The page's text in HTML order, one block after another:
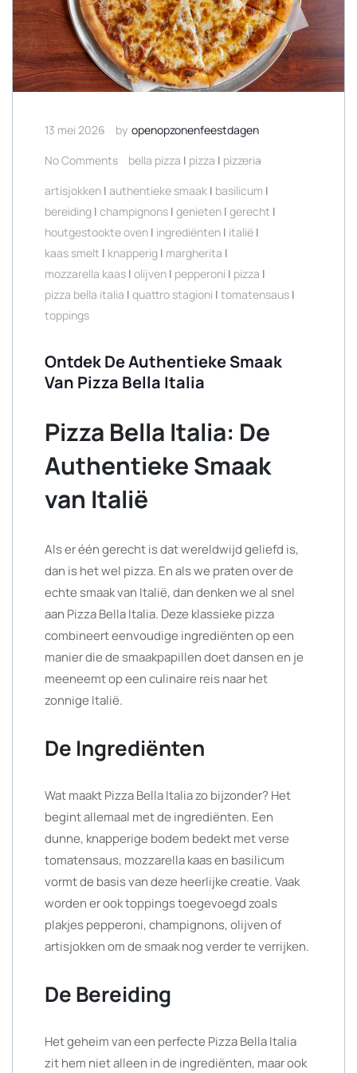
13 mei 2026 by openopzonenfeestdagen
No Comments
bella pizza | pizza | pizzeria
artisjokken | authentieke smaak | basilicum |
bereiding | champignons | genieten | gerecht |
houtgestookte oven | ingrediënten | italië |
kaas smelt | knapperig | margherita |
mozzarella kaas | olijven | pepperoni | pizza |
pizza bella italia | quattro stagioni | tomatensaus |
toppings
Ontdek De Authentieke Smaak
Van Pizza Bella Italia
Pizza Bella Italia: De
Authentieke Smaak
van Italië
Als er één gerecht is dat wereldwijd geliefd is,
dan is het wel pizza. En als we praten over de
echte smaak van Italië, dan denken we al snel
aan Pizza Bella Italia. Deze klassieke pizza
combineert eenvoudige ingrediënten op een
manier die de smaakpapillen doet dansen en je
meeneemt op een culinaire reis naar het
zonnige Italië.
De Ingrediënten
Wat maakt Pizza Bella Italia zo bijzonder? Het
begint allemaal met de ingrediënten. Een
dunne, knapperige bodem bedekt met verse
tomatensaus, mozzarella kaas en basilicum
vormt de basis van deze heerlijke creatie. Vaak
worden er ook toppings toegevoegd zoals
plakjes pepperoni, champignons, olijven of
artisjokken om de smaak nog verder te verrijken.
De Bereiding
Het geheim van een perfecte Pizza Bella Italia
zit hem niet alleen in de ingrediënten, maar ook